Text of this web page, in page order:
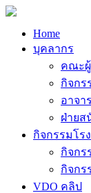
Home
บุคลากร
คณะผู้
กิจกร
อาจา
ฝ่ายส
กิจกรรมโร
กิจกร
กิจกร
VDO คลิป